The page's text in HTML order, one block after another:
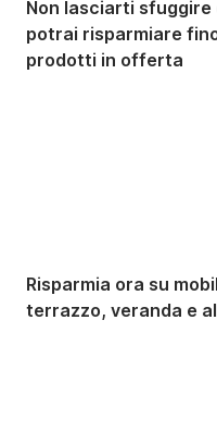
Non lasciarti
potrai risparmiare
prodotti in offerta
Risparmia ora su
terrazzo, veranda e